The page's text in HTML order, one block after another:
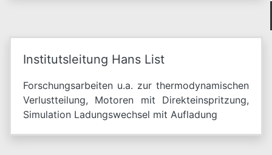
Institutsleitung Hans List
Forschungsarbeiten u.a. zur thermodynamischen
Verlustteilung, Motoren mit Direkteinspritzung,
Simulation Ladungswechsel mit Aufladung